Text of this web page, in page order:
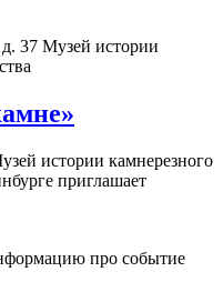
37 Музей истории
истории камнерезного
приглашает
про событие